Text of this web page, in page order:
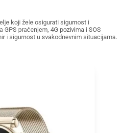
koji žele osigurati sigurnost i
praćenjem, 4G pozivima i SOS
i sigurnost u svakodnevnim situacijama.